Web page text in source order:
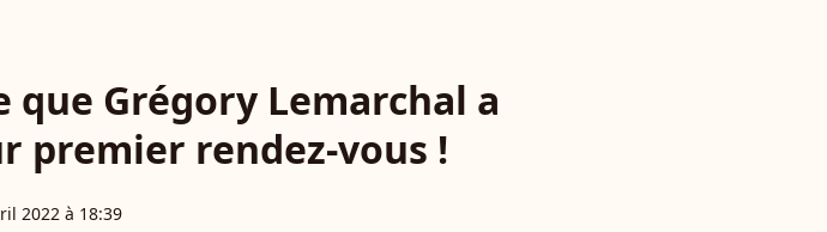
que Grégory Lemarchal a
premier rendez-vous !
2022 à 18:39